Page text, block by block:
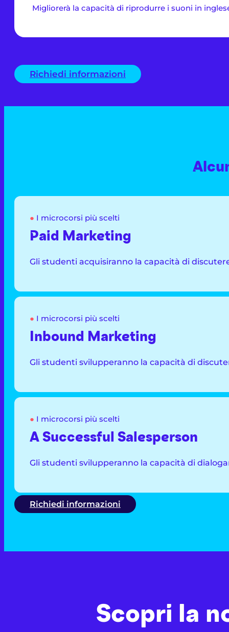
Migliorerà la capacità di riprodurre i suoni in
Richiedi informazioni
● I microcorsi più scelti
Paid Marketing
Gli studenti acquisiranno la capacità di
● I microcorsi più scelti
Inbound Marketing
Gli studenti svilupperanno la capacità di
● I microcorsi più scelti
A Successful Salesperson
Gli studenti svilupperanno la capacità di
Richiedi informazioni
Scopri la